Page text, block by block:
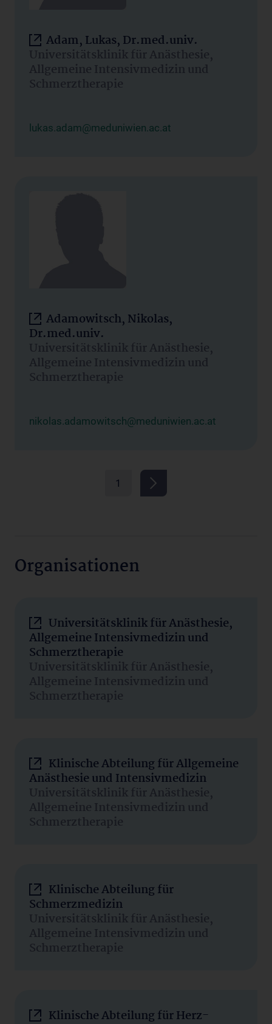
Adam, Lukas, Dr.med.univ.
Universitätsklinik für Anästhesie,
Allgemeine Intensivmedizin und
Schmerztherapie
lukas.adam@meduniwien.ac.at
Adamowitsch, Nikolas,
Dr.med.univ.
Universitätsklinik für Anästhesie,
Allgemeine Intensivmedizin und
Schmerztherapie
nikolas.adamowitsch@meduniwien.ac.at
1
Organisationen
Universitätsklinik für Anästhesie,
Allgemeine Intensivmedizin und
Schmerztherapie
Universitätsklinik für Anästhesie,
Allgemeine Intensivmedizin und
Schmerztherapie
Klinische Abteilung für Allgemeine
Anästhesie und Intensivmedizin
Universitätsklinik für Anästhesie,
Allgemeine Intensivmedizin und
Schmerztherapie
Klinische Abteilung für
Schmerzmedizin
Universitätsklinik für Anästhesie,
Allgemeine Intensivmedizin und
Schmerztherapie
Klinische Abteilung für Herz-